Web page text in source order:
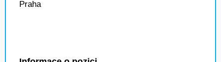
Praha